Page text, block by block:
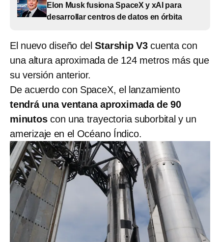
Elon Musk fusiona SpaceX y xAI para
desarrollar centros de datos en órbita
El nuevo diseño delStarship V3cuenta con
una altura aproximada de 124 metros más que
su versión anterior.
De acuerdo con SpaceX, el lanzamiento
tendrá una ventana aproximada de 90
minutoscon una trayectoria suborbital y un
amerizaje en el Océano Índico.